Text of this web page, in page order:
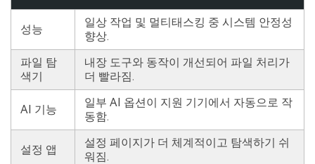
성능
일상 작업 및 멀티태스킹 중 시스템 안정성
향상.
파일 탐
색기
내장 도구와 동작이 개선되어 파일 처리가
더 빨라짐.
AI 기능
일부 AI 옵션이 지원 기기에서 자동으로 작
동함.
설정 앱
설정 페이지가 더 체계적이고 탐색하기 쉬
워짐.